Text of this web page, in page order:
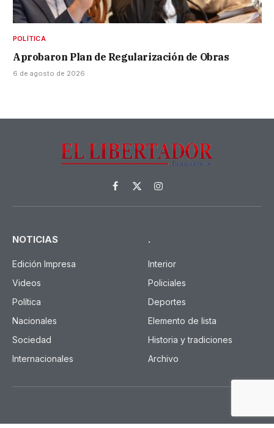
POLÍTICA
Aprobaron Plan de Regularización de Obras
6 de agosto de 2026
Facebook
X
(Twitter)
Instagram
NOTICIAS
Edición Impresa
Videos
Política
Nacionales
Sociedad
Internacionales
.
Interior
Policiales
Deportes
Elemento de lista
Historia y tradiciones
Archivo